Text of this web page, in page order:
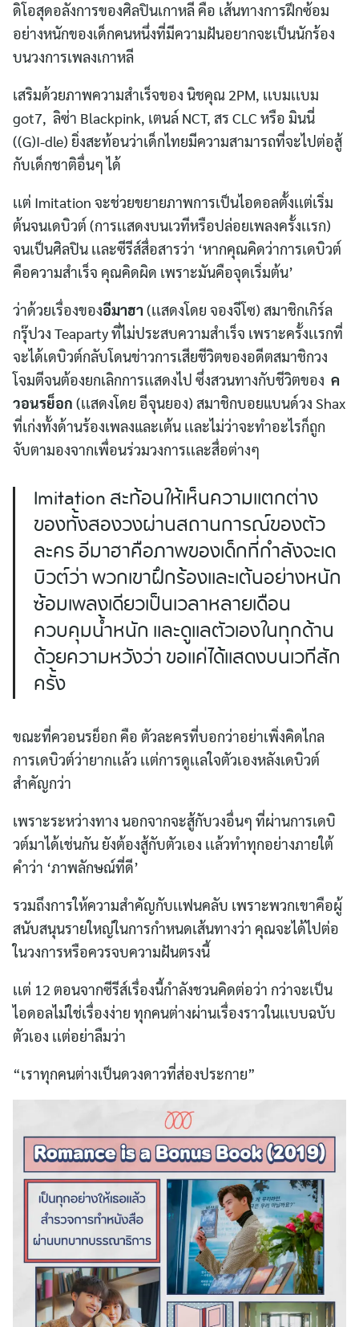
ดิโอสุดอลังการของศิลปินเกาหลี คือ เส้นทางการฝึกซ้อม
อย่างหนักของเด็กคนหนึ่งที่มีความฝันอยากจะเป็นนักร้อง
บนวงการเพลงเกาหลี
เสริมด้วยภาพความสำเร็จของ นิชคุณ 2PM, เเบมเเบม
got7, ลิซ่า Blackpink, เตนล์ NCT, สร CLC หรือ มินนี่
((G)I-dle) ยิ่งสะท้อนว่าเด็กไทยมีความสามารถที่จะไปต่อสู้
กับเด็กชาติอื่นๆ ได้
เเต่ Imitation จะช่วยขยายภาพการเป็นไอดอลตั้งเเต่เริ่ม
ต้นจนเดบิวต์ (การเเสดงบนเวทีหรือปล่อยเพลงครั้งเเรก)
จนเป็นศิลปิน เเละซีรีส์สื่อสารว่า ‘หากคุณคิดว่าการเดบิวต์
คือความสำเร็จ คุณคิดผิด เพราะมันคือจุดเริ่มต้น’
ว่าด้วยเรื่องของอีมาฮา (เเสดงโดย จองจีโซ) สมาชิกเกิร์ล
กรุ๊ปวง Teaparty ที่ไม่ประสบความสำเร็จ เพราะครั้งเเรกที่
จะได้เดบิวต์กลับโดนข่าวการเสียชีวิตของอดีตสมาชิกวง
โจมตีจนต้องยกเลิกการเเสดงไป ซึ่งสวนทางกับชีวิตของ ค
วอนรย็อก (เเสดงโดย อีจุนยอง) สมาชิกบอยแบนด์วง Shax
ที่เก่งทั้งด้านร้องเพลงและเต้น เเละไม่ว่าจะทำอะไรก็ถูก
จับตามองจากเพื่อนร่วมวงการเเละสื่อต่างๆ
Imitation สะท้อนให้เห็นความเเตกต่าง
ของทั้งสองวงผ่านสถานการณ์ของตัว
ละคร อีมาฮาคือภาพของเด็กที่กำลังจะเด
บิวต์ว่า พวกเขาฝึกร้องเเละเต้นอย่างหนัก
ซ้อมเพลงเดียวเป็นเวลาหลายเดือน
ควบคุมน้ำหนัก เเละดูเเลตัวเองในทุกด้าน
ด้วยความหวังว่า ขอเเค่ได้เเสดงบนเวทีสัก
ครั้ง
ขณะที่ควอนรย็อก คือ ตัวละครที่บอกว่าอย่าเพิ่งคิดไกล
การเดบิวต์ว่ายากเเล้ว เเต่การดูเเลใจตัวเองหลังเดบิวต์
สำคัญกว่า
เพราะระหว่างทาง นอกจากจะสู้กับวงอื่นๆ ที่ผ่านการเดบิ
วต์มาได้เช่นกัน ยังต้องสู้กับตัวเอง เเล้วทำทุกอย่างภายใต้
คำว่า ‘ภาพลักษณ์ที่ดี’
รวมถึงการให้ความสำคัญกับเเฟนคลับ เพราะพวกเขาคือผู้
สนับสนุนรายใหญ่ในการกำหนดเส้นทางว่า คุณจะได้ไปต่อ
ในวงการหรือควรจบความฝันตรงนี้
เเต่ 12 ตอนจากซีรีส์เรื่องนี้กำลังชวนคิดต่อว่า กว่าจะเป็น
ไอดอลไม่ใช่เรื่องง่าย ทุกคนต่างผ่านเรื่องราวในเเบบฉบับ
ตัวเอง เเต่อย่าลืมว่า
“เราทุกคนต่างเป็นดวงดาวที่ส่องประกาย”